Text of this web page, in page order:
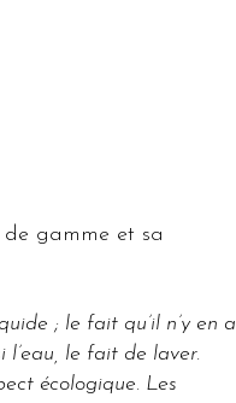
gamme et sa
; le fait qu’il n’y en a
l’eau, le fait de laver.
écologique. Les